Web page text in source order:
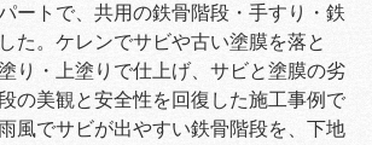
ートで、共用の鉄骨階段・手すり・鉄
た。ケレンでサビや古い塗膜を落と
り・上塗りで仕上げ、サビと塗膜の劣
の美観と安全性を回復した施工事例で
風でサビが出やすい鉄骨階段を、下地